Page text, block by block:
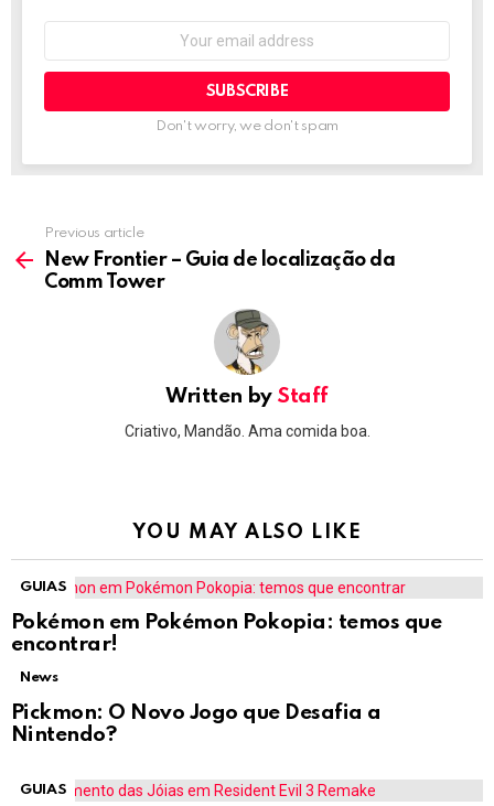
Don't worry, we don't spam
more
Previous article
New Frontier – Guia de localização da
Comm Tower
Written by Staff
Criativo, Mandão. Ama comida boa.
YOU MAY ALSO LIKE
GUIAS
Pokémon em Pokémon Pokopia: temos que
encontrar!
News
Pickmon: O Novo Jogo que Desafia a
Nintendo?
GUIAS